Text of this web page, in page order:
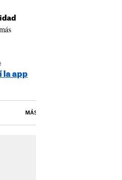
la app
MÁS